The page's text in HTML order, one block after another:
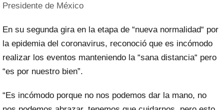
Presidente de México
En su segunda gira en la etapa de “nueva normalidad“ por
la epidemia del coronavirus, reconoció que es incómodo
realizar los eventos manteniendo la “sana distancia“ pero
“es por nuestro bien”.
“Es incómodo porque no nos podemos dar la mano, no